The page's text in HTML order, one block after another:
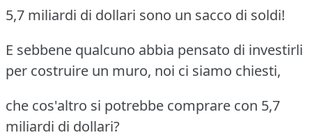
5,7 miliardi di dollari sono un sacco di soldi!
E sebbene qualcuno abbia pensato di investirli
per costruire un muro, noi ci siamo chiesti,
che cos'altro si potrebbe comprare con 5,7
miliardi di dollari?